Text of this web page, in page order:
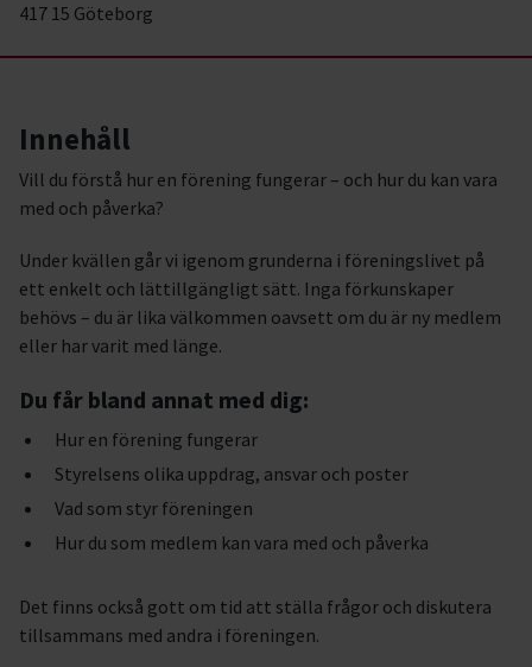
417 15 Göteborg
Innehåll
Vill du förstå hur en förening fungerar – och hur du kan vara
med och påverka?
Under kvällen går vi igenom grunderna i föreningslivet på
ett enkelt och lättillgängligt sätt. Inga förkunskaper
behövs – du är lika välkommen oavsett om du är ny medlem
eller har varit med länge.
Du får bland annat med dig:
Hur en förening fungerar
Styrelsens olika uppdrag, ansvar och poster
Vad som styr föreningen
Hur du som medlem kan vara med och påverka
Det finns också gott om tid att ställa frågor och diskutera
tillsammans med andra i föreningen.